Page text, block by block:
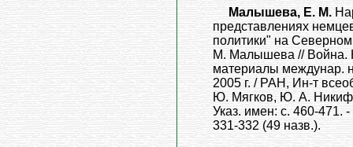
Малышева, Е. М.
представлениях
политики" на
М. Малышева // Война.
материалы междунар.
2005 г. / РАН, Ин-т
Ю. Мягков, Ю. А.
Указ. имен: с. 460-471.
331-332 (49 назв.).